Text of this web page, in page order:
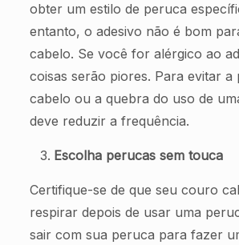
obter um estilo de peruca
entanto, o adesivo não é bom
cabelo. Se você for alérgico ao
coisas serão piores. Para evitar a
cabelo ou a quebra do uso de
deve reduzir a frequência.
Escolha perucas sem touca
Certifique-se de que seu couro
respirar depois de usar uma
sair com sua peruca para fazer